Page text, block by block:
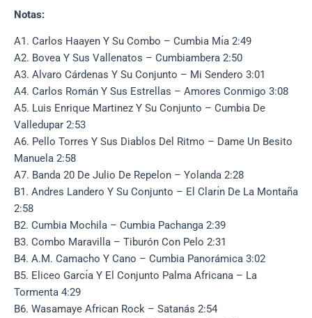
Notas:
A1. Carlos Haayen Y Su Combo – Cumbia Mı́a 2:49
A2. Bovea Y Sus Vallenatos – Cumbiambera 2:50
A3. Alvaro Cárdenas Y Su Conjunto – Mi Sendero 3:01
A4. Carlos Román Y Sus Estrellas – Amores Conmigo 3:08
A5. Luis Enrique Martinez Y Su Conjunto – Cumbia De
Valledupar 2:53
A6. Pello Torres Y Sus Diablos Del Ritmo – Dame Un Besito
Manuela 2:58
A7. Banda 20 De Julio De Repelon – Yolanda 2:28
B1. Andres Landero Y Su Conjunto – El Cları́n De La Montaña
2:58
B2. Cumbia Mochila – Cumbia Pachanga 2:39
B3. Combo Maravilla – Tiburón Con Pelo 2:31
B4. A.M. Camacho Y Cano – Cumbia Panorámica 3:02
B5. Eliceo Garcı́a Y El Conjunto Palma Africana – La
Tormenta 4:29
B6. Wasamaye African Rock – Satanás 2:54